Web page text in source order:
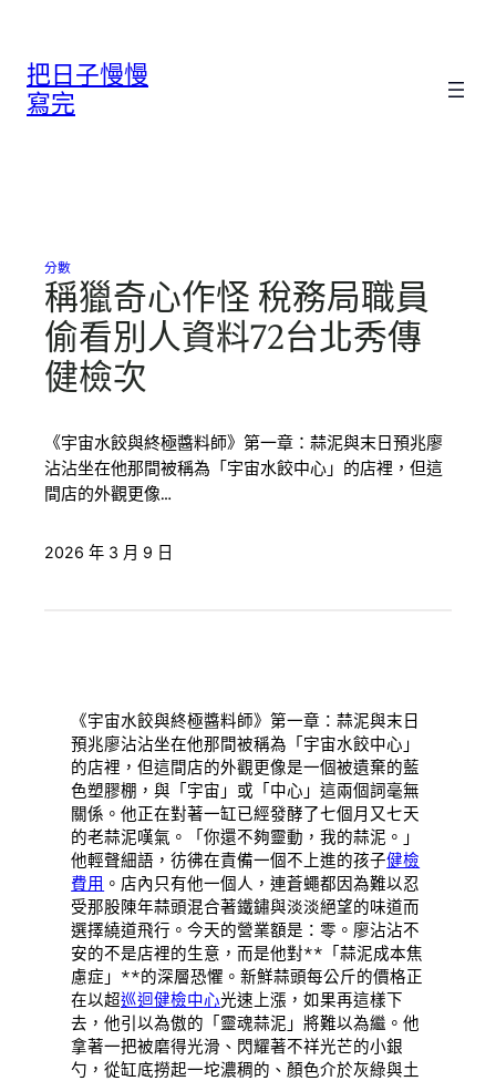
把日子慢慢
寫完
分數
稱獵奇心作怪 稅務局職員
偷看別人資料72台北秀傳
健檢次
《宇宙水餃與終極醬料師》第一章：蒜泥與末日預兆廖
沾沾坐在他那間被稱為「宇宙水餃中心」的店裡，但這
間店的外觀更像…
2026 年 3 月 9 日
《宇宙水餃與終極醬料師》第一章：蒜泥與末日
預兆廖沾沾坐在他那間被稱為「宇宙水餃中心」
的店裡，但這間店的外觀更像是一個被遺棄的藍
色塑膠棚，與「宇宙」或「中心」這兩個詞毫無
關係。他正在對著一缸已經發酵了七個月又七天
的老蒜泥嘆氣。「你還不夠靈動，我的蒜泥。」
他輕聲細語，彷彿在責備一個不上進的孩子健檢
費用 。店內只有他一個人，連蒼蠅都因為難以忍
受那股陳年蒜頭混合著鐵鏽與淡淡絕望的味道而
選擇繞道飛行。今天的營業額是：零。廖沾沾不
安的不是店裡的生意，而是他對**「蒜泥成本焦
慮症」**的深層恐懼。新鮮蒜頭每公斤的價格正
在以超巡迴健檢中心光速上漲，如果再這樣下
去，他引以為傲的「靈魂蒜泥」將難以為繼。他
拿著一把被磨得光滑、閃耀著不祥光芒的小銀
勺，從缸底撈起一坨濃稠的、顏色介於灰綠與土